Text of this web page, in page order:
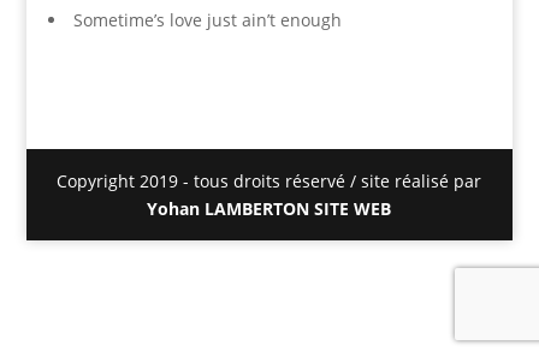
Sometime’s love just ain’t enough
Copyright 2019 - tous droits réservé / site réalisé par
Yohan LAMBERTON SITE WEB